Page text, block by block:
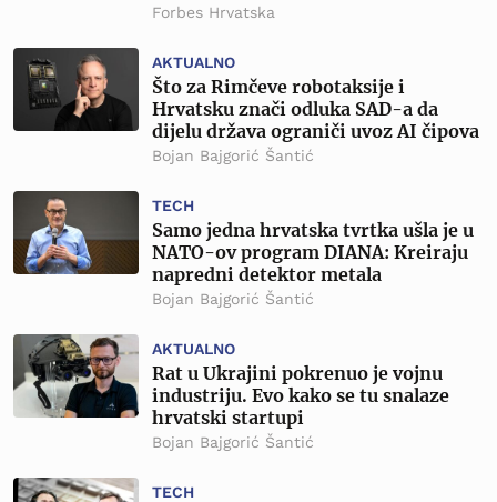
Forbes Hrvatska
AKTUALNO
Što za Rimčeve robotaksije i
Hrvatsku znači odluka SAD-a da
dijelu država ograniči uvoz AI čipova
Bojan Bajgorić Šantić
TECH
Samo jedna hrvatska tvrtka ušla je u
NATO-ov program DIANA: Kreiraju
napredni detektor metala
Bojan Bajgorić Šantić
AKTUALNO
Rat u Ukrajini pokrenuo je vojnu
industriju. Evo kako se tu snalaze
hrvatski startupi
Bojan Bajgorić Šantić
TECH